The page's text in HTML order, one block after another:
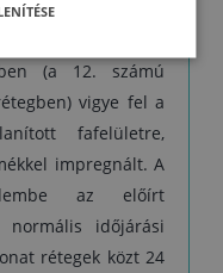
(a 12. számú
vigye fel a
fafelületre,
impregnált. A
az előírt
normális időjárási
rétegek közt 24